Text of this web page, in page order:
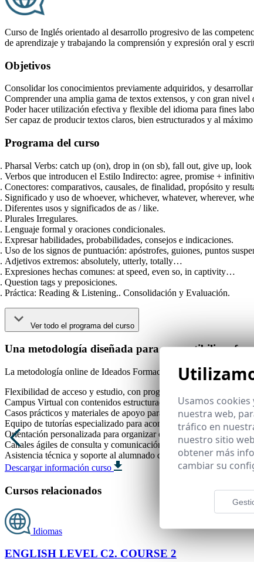
Curso de Inglés orientado al desarrollo progresivo de las
de aprendizaje y trabajando la comprensión y expresión oral y
Objetivos
Consolidar los conocimientos previamente adquiridos, y
Comprender una amplia gama de textos extensos, y con gran
Poder hacer utilización efectiva y flexible del idioma para fines
Ser capaz de producir textos claros, bien estructurados y al
Programa del curso
Pharsal Verbs: catch up (on), drop in (on sb), fall out, give up,
Verbos que introducen el Estilo Indirecto: agree, promise +
Conectores: comparativos, causales, de finalidad, propósito y
Significado y uso de whoever, whichever, whatever, wherever,
Diferentes usos y significados de as / like.
Plurales Irregulares.
Lenguaje formal y oraciones condicionales.
Expresar habilidades, probabilidades, consejos e indicaciones.
Uso de los signos de puntuación: apóstrofes, guiones, puntos
Adjetivos extremos: absolutely, utterly, totally…
Expresiones hechas comunes: at speed, even so, in captivity…
Question tags y preposiciones.
Práctica: Reading & Listening.. Consolidación y Evaluación.
Ver todo el programa del curso
Una metodología diseñada para compatibilizar
La metodología online de Ideados Formación facilita flexibilidad
Flexibilidad de acceso y estudio, con progresión al ritmo individual.
Campus Virtual con contenidos estructurados, multimedia y
Casos prácticos y materiales de apoyo para transferencia al
Equipo de tutorías especializado para acompañamiento académico
Orientación personalizada para organizar el estudio y mantener la
Canales ágiles de consulta y comunicación con el equipo docente.
Asistencia técnica y soporte al alumnado durante toda la formación.
Descargar información curso
Cursos relacionados
Idiomas
ENGLISH LEVEL C2. COURSE 2
Usamos
nuestra web,
tráfico en
nuestro sitio
obtener más
cambiar su